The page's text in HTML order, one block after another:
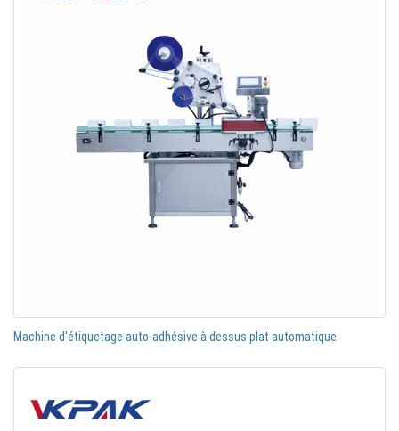
Machine d'étiquetage auto-adhésive à dessus plat automatique